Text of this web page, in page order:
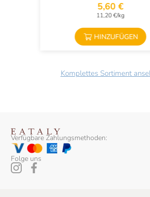
5,60 €
11,20 €/kg
HINZUFÜGEN
Komplettes Sortiment
Verfügbare Zahlungsmethoden:
Folge uns